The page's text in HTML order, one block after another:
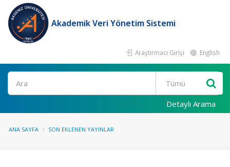
Akademik Veri Yönetim Sistemi
Araştırmacı Girişi English
Ara
Detaylı Arama
ANA SAYFA SON EKLENEN YAYINLAR